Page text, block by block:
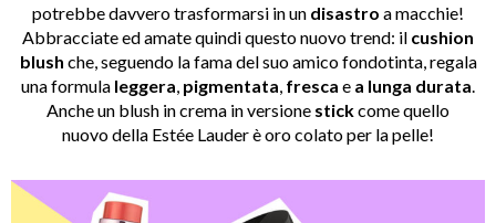
potrebbe davvero trasformarsi in un disastro a macchie!
Abbracciate ed amate quindi questo nuovo trend: il cushion
blush che, seguendo la fama del suo amico fondotinta, regala
una formula leggera pigmentata fresca e a lunga durata
Anche un blush in crema in versione stickcome quello
nuovo della Estée Lauder è oro colato per la pelle!